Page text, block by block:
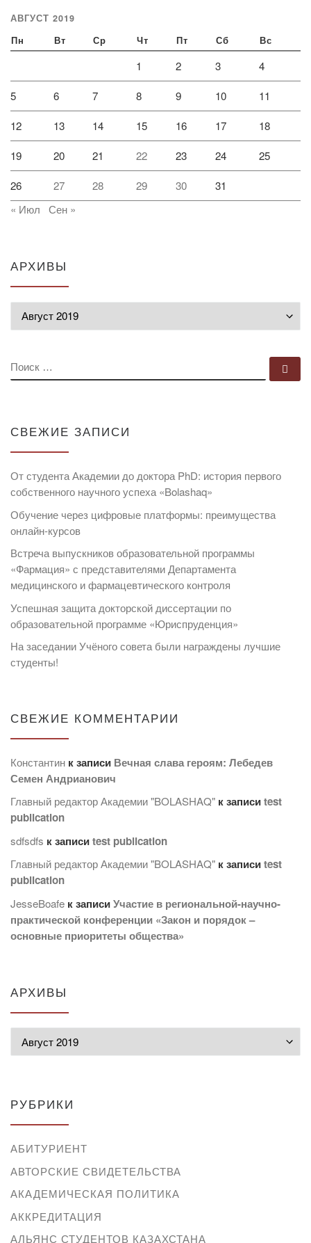
АВГУСТ 2019
Пн Вт Ср Чт Пт Сб Вс
1 2 3 4
5 6 7 8 9 10 11
12 13 14 15 16 17 18
19 20 21 22 23 24 25
26 27 28 29 30
31
« Июл
Сен »
АРХИВЫ
ПОИСК
СВЕЖИЕ ЗАПИСИ
От студента Академии до доктора PhD: история первого
собственного научного успеха «Bolashaq»
Обучение через цифровые платформы: преимущества
онлайн-курсов
Встреча выпускников образовательной программы
«Фармация» с представителями Департамента
медицинского и фармацевтического контроля
Успешная защита докторской диссертации по
образовательной программе «Юриспруденция»
На заседании Учёного совета были награждены лучшие
студенты!
СВЕЖИЕ КОММЕНТАРИИ
Константин к записи Вечная слава героям: Лебедев
Семен Андрианович
Главный редактор Академии "BOLASHAQ" к записиtest
publication
sdfsdfs к записиtest publication
Главный редактор Академии "BOLASHAQ" к записиtest
publication
JesseBoafe к записиУчастие в региональной-научно-
практической конференции «Закон и порядок –
основные приоритеты общества»
АРХИВЫ
РУБРИКИ
АБИТУРИЕНТ
АВТОРСКИЕ СВИДЕТЕЛЬСТВА
АКАДЕМИЧЕСКАЯ ПОЛИТИКА
АККРЕДИТАЦИЯ
АЛЬЯНС СТУДЕНТОВ КАЗАХСТАНА